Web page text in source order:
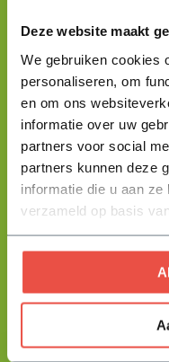
Deze website maakt
We gebruiken cookies
personaliseren, om
en om ons
informatie over uw
partners voor social
partners kunnen deze
informatie die u aan
verzameld op basis
met
Stuur mij een berichtje
en vertel je alles wat je
Help mij kiezen
De beste
ontvangen?